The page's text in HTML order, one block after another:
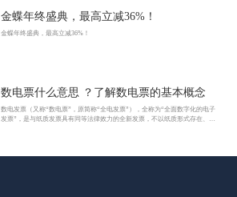
金蝶年终盛典，最高立减36%！
金蝶年终盛典，最高立减36%！
数电票什么意思 ？了解数电票的基本概念
数电发票（又称“数电票”，原简称“全电发票”），全称为“全面数字化的电子
发票”，是与纸质发票具有同等法律效力的全新发票，不以纸质形式存在、不